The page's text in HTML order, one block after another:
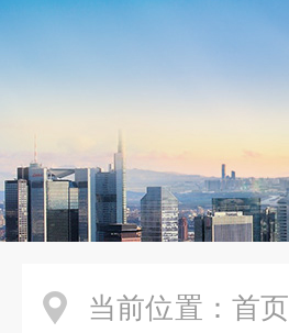
当前位置： 首页